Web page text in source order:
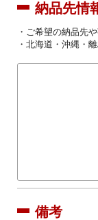
納品先情
・ご希望の納品先
・北海道・沖縄・
備考